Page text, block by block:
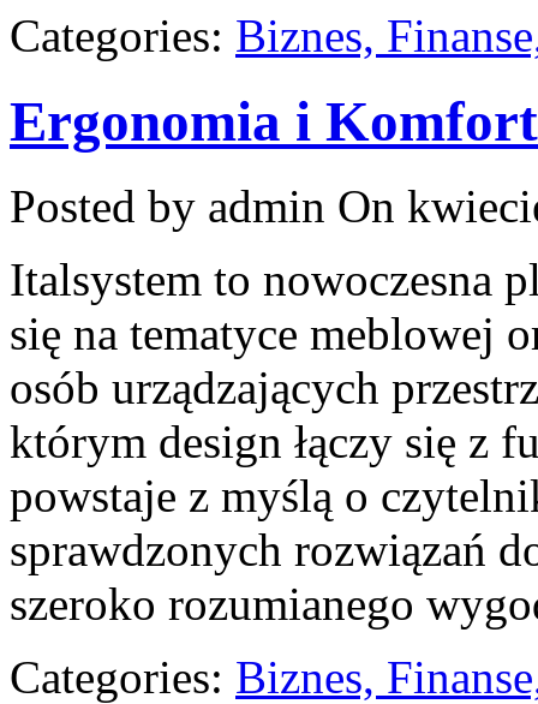
Categories: Biznes,
Ergonomia i Komfort
Posted by admin On
Italsystem to nowoczesna
się na tematyce meblowej
osób urządzających
którym design łączy się z
powstaje z myślą o
sprawdzonych rozwiązań
szeroko rozumianego
Categories: Biznes,